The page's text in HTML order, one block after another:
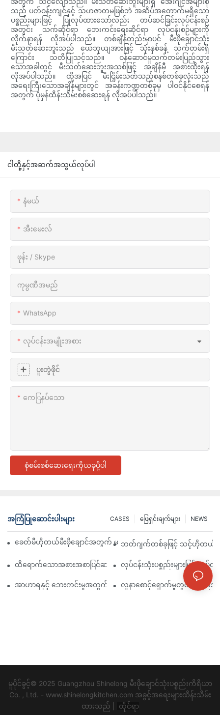
သည် ပတ်ဝန်းကျင်နှင့် သဟဇာတမဖြစ်ဘဲ အဆိပ်အတောက်မရှိသော
ပစ္စည်းများဖြင့် ပြုလုပ်ထားသော်လည်း တပ်ဆင်ခြင်းလုပ်ငန်းစဉ်
အတွင်း သက်ဆိုင်ရာ ဘေးကင်းရေးဆိုင်ရာ လုပ်ငန်းစဉ်များကို
လိုက်နာရန် လိုအပ်ပါသည်။ တစ်ချိန်တည်းမှာပင် မီးဖိုချောင်သုံး
မီးသတ်ဆေးဘူးသည် ယေဘုယျအားဖြင့် သုံးနှစ်ခန့် သက်တမ်းရှိ
ကြောင်း သတိပြုသင့်သည်။ ဝန်ဆောင်မှုသက်တမ်းပြည့်သွား
သောအခါတွင် မီးသတ်ဆေးဘူးအသစ်ဖြင့် အချိန်မီ အစားထိုးရန်
လိုအပ်ပါသည်။ ထို့အပြင် မီးငြှိမ်းသတ်သည့်စနစ်တစ်ခုလုံးသည်
အရေးကြီးသောအချိန်များတွင် အခန်းကဏ္ဍတစ်ခုမှ ပါဝင်နိုင်စေရန်
အတွက် ပုံမှန်ထိန်းသိမ်းစစ်ဆေးရန် လိုအပ်ပါသည်။
ငါတို့နှင့်အဆက်အသွယ်လုပ်ပါ
နံမယ်
အီးမေးလ်
ဖုန်း / Skype
ကုမ္ပဏီအမည်
WhatsApp
လုပ်ငန်းအမျိုးအစား
ပူးတွဲဖိုင်
ကေြနပ်သော
စုံစမ်းစစ်ဆေးရေးကိုယခုပို့ပါ
အကြံပြုဆောင်းပါးများ NEWS
ဖြေရှင်းချက်များ
CASES
ခေတ်မီဟိုတယ်မီးဖိုချောင်အတွက် မရှိမဖြစ် လုပ်ငန်းသုံး ဟင်းချက်ကိရိ
ဘတ်ဂျက်တစ်ခုဖြင့် သင့်ဟိုတယ်မီးဖို
ထိရောက်သောအစားအစာပြင်ဆင်မှုအတွက် မရှိမဖြစ်လိုအပ်သော ဆေးရုံမီး
လုပ်ငန်းသုံးပစ္စည်းများဖြင့် လုပ်
အာဟာရနှင့် ဘေးကင်းမှုအတွက် ထိပ်တန်းဆေးရုံ မီးဖိုချောင်သုံးပစ္စည်း
လူနာစောင့်ရှောက်မှုတွင် အရည်အသွေ
မူပိုင်ခွင့်© 2025 Guangzhou Shinelong မီးဖိုချောင်သုံးပစ္စည်းကိရိယာ
Co. , Ltd. - www.shinelongkitchen.com အခွင့်အရေးများထိန်းသိမ်း
ထားသည် |
ထိုင်ရာ